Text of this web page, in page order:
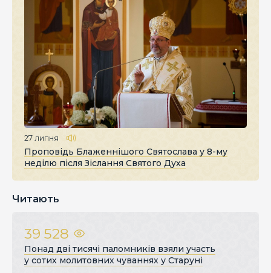
27 липня
Проповідь Блаженнішого Святослава у 8-му
неділю після Зіслання Святого Духа
Читають
39 528
Понад дві тисячі паломників взяли участь
у сотих молитовних чуваннях у Старуні